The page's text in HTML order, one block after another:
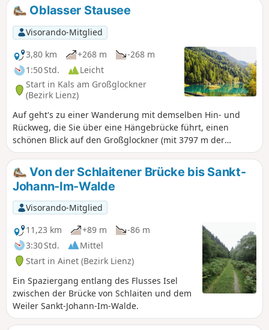
angenehmen Weg. Einige Teile dieses Rundwegs sind nicht
auf der Karte verzeichnet, aber der Weg ist vor Ort sehr gut
ausgeschildert.
Oblasser Stausee
Visorando-Mitglied
3,80 km
+268 m
-268 m
1:50 Std.
Leicht
Start in Kals am Großglockner
(Bezirk Lienz)
Auf geht's zu einer Wanderung mit demselben Hin- und
Rückweg, die Sie über eine Hängebrücke führt, einen
schönen Blick auf den Großglockner (mit 3797 m der
höchste Berg Österreichs) bietet und Ihnen einen Stausee
zeigt, der von alten Steinmauern umgeben ist, die im
Sommer mit Hauswurz bewachsen sind, was ihm ein
schönes natürliches Aussehen verleiht.
Von der Schlaitener Brücke bis Sankt-
Johann-Im-Walde
Visorando-Mitglied
11,23 km
+89 m
-86 m
3:30 Std.
Mittel
Start in Ainet (Bezirk Lienz)
Ein Spaziergang entlang des Flusses Isel
zwischen der Brücke von Schlaiten und dem
Weiler Sankt-Johann-Im-Walde.